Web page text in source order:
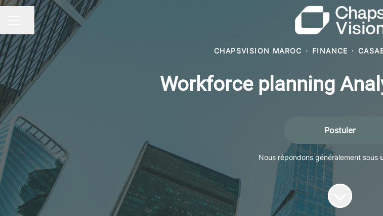
MENU CARRIÈRE
Partager la page
CHAPSVISION MAROC · FINANCE ·
Workforce planning
Postuler
Nous répondons généralement sous